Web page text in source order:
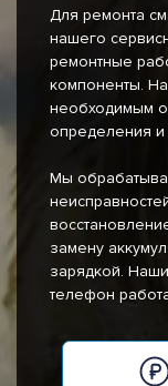
Для ремонта
нашего
ремонтные
компоненты.
необходимым
определения и
Мы
замену
зарядкой.
телефон